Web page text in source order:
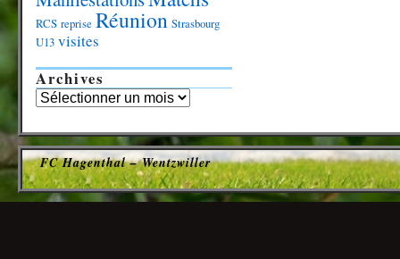
RCS reprise Réunion Strasbourg
U13 visites
Archives
FC Hagenthal – Wentzwiller